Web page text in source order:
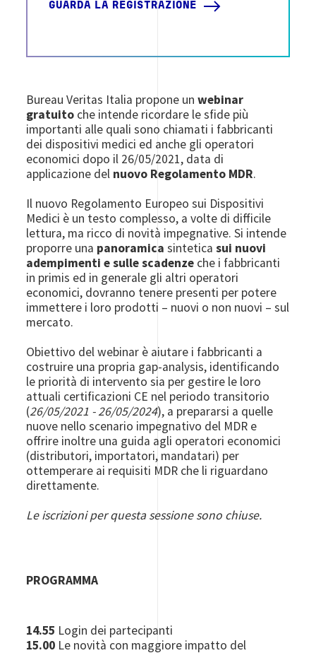
GUARDA LA REGISTRAZIONE
Bureau Veritas Italia propone unwebinar
gratuito che intende ricordare le sfide più
importanti alle quali sono chiamati i fabbricanti
dei dispositivi medici ed anche gli operatori
economici dopo il 26/05/2021, data di
applicazione del nuovo Regolamento MDR.
Il nuovo Regolamento Europeo sui Dispositivi
Medici è un testo complesso, a volte di difficile
lettura, ma ricco di novità impegnative. Si intende
proporre una panoramicasinteticasui nuovi
adempimenti e sulle scadenze che i fabbricanti
in primis ed in generale gli altri operatori
economici, dovranno tenere presenti per potere
immettere i loro prodotti – nuovi o non nuovi – sul
mercato.
Obiettivo del webinar è aiutare i fabbricanti a
costruire una propria gap-analysis, identificando
le priorità di intervento sia per gestire le loro
attuali certificazioni CE nel periodo transitorio
(26/05/2021 - 26/05/2024), a prepararsi a quelle
nuove nello scenario impegnativo del MDR e
offrire inoltre una guida agli operatori economici
(distributori, importatori, mandatari) per
ottemperare ai requisiti MDR che li riguardano
direttamente.
Le iscrizioni per questa sessione sono chiuse.
PROGRAMMA
14.55 Login dei partecipanti
15.00 Le novità con maggiore impatto del